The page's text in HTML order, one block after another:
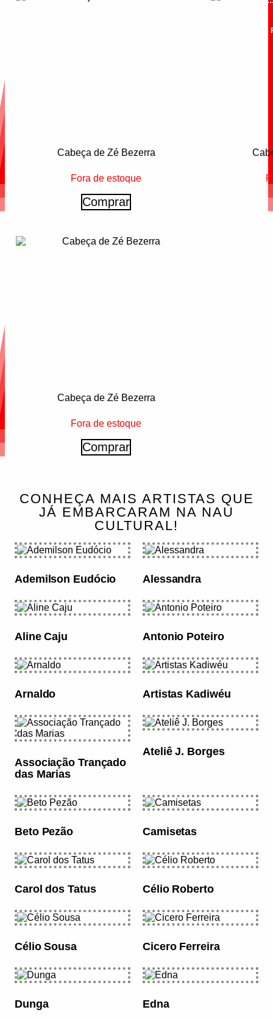
Cabeça de Zé Bezerra
Fora de estoque
Comprar
Cabeça de Zé Bezerra
Fora de estoque
Comprar
CONHEÇA MAIS ARTISTAS QUE
JÁ EMBARCARAM NA NAU
CULTURAL!
Ademilson Eudócio Alessandra
Aline Caju Antonio Poteiro
Arnaldo Artistas Kadiwéu
Associação Trançado
das Marias
Ateliê J. Borges
Beto Pezão Camisetas
Carol dos Tatus Célio Roberto
Célio Sousa Cicero Ferreira
Dunga Edna